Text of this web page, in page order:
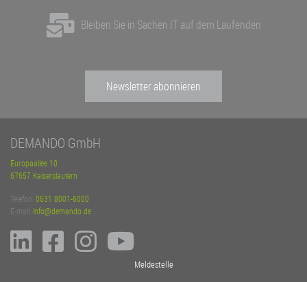
Bleiben Sie in Sachen IT auf dem Laufenden
Newsletter abonnieren
DEMANDO GmbH
Europaallee 10
67657 Kaiserslautern
Telefon: 0631 8001-6000
E-mail: info@demando.de
Meldestelle